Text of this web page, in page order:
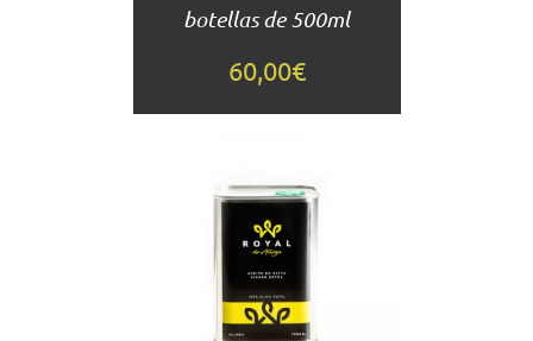
botellas de 500ml
60,00€
AÑADIR
AL
CARRITO
DETALLES